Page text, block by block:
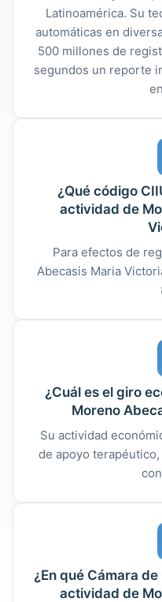
Latinoamérica. Su
automáticas en
500 millones de
segundos un reporte
¿Qué código
actividad de
Para efectos de
Abecasis Maria
¿Cuál es el giro
Moreno
Su actividad
de apoyo
¿En qué Cámara
actividad de